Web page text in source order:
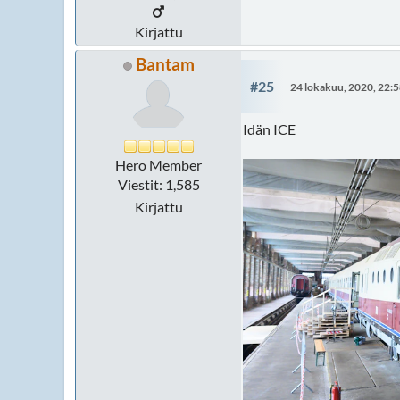
Kirjattu
Bantam
Hero Member
Viestit: 1,585
Kirjattu
#25 24 lokakuu, 2020,
Idän ICE